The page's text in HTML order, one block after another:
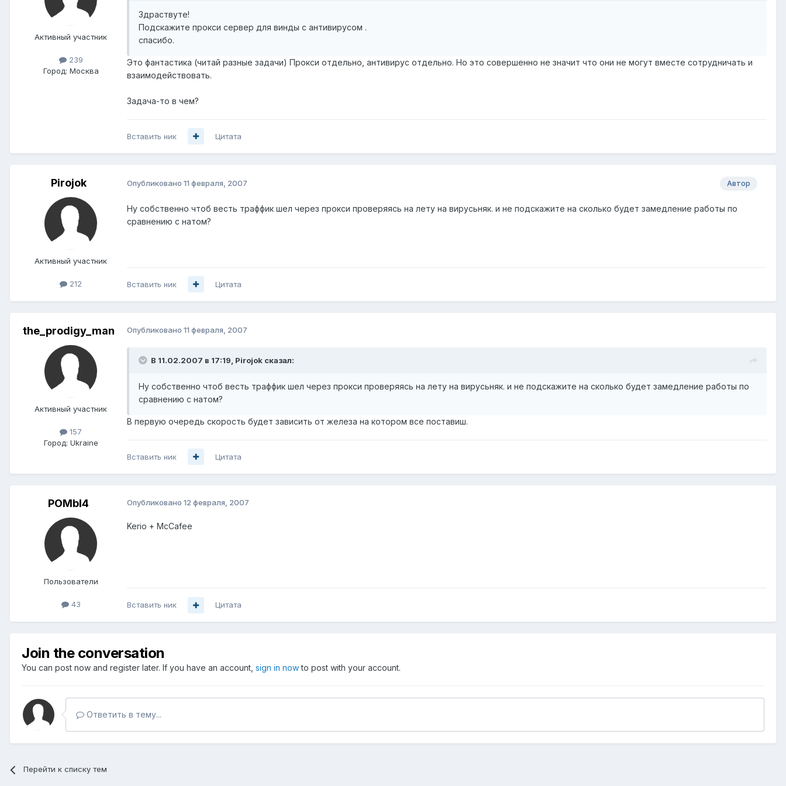
Активный участник
239
Город: Москва
Здраствуте!
Подскажите прокси сервер для винды с антивирусом .
спасибо.
Это фантастика (читай разные задачи) Прокси отдельно, антивирус отдельно. Но это совершенно не значит что они не могут вместе сотрудничать и
взаимодействовать.
Задача-то в чем?
Вставить ник Цитата
Pirojok
Активный участник
212
Автор
Опубликовано 11 февраля, 2007
Ну собственно чтоб весть траффик шел через прокси проверяясь на лету на вирусьняк. и не подскажите на сколько будет замедление работы по
сравнению с натом?
Вставить ник Цитата
the_prodigy_man
Активный участник
157
Город: Ukraine
Опубликовано 11 февраля, 2007
В 11.02.2007 в 17:19, Pirojok сказал:
Ну собственно чтоб весть траффик шел через прокси проверяясь на лету на вирусьняк. и не подскажите на сколько будет замедление работы по
сравнению с натом?
В первую очередь скорость будет зависить от железа на котором все поставиш.
Вставить ник Цитата
POMbI4
Пользователи
43
Опубликовано 12 февраля, 2007
Kerio + McCafee
Вставить ник Цитата
Join the conversation
You can post now and register later. If you have an account, sign in nowto post with your account.
Ответить в тему...
Перейти к списку тем